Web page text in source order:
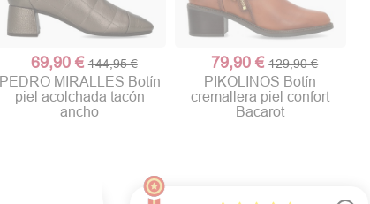
69,90 €144,95 €
PEDRO MIRALLES Botín
piel acolchada tacón
ancho
79,90 €129,90 €
PIKOLINOS Botín
cremallera piel confort
Bacarot